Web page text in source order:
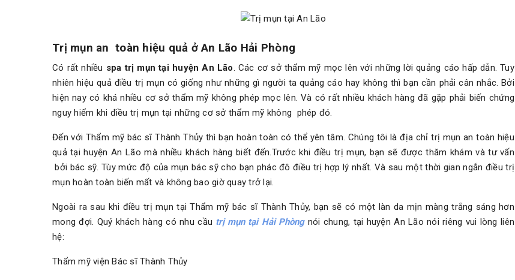
Trị mụn an toàn hiệu quả ở An Lão Hải Phòng
Có rất nhiều spa trị mụn tại huyện An Lão. Các cơ sở thẩm mỹ mọc lên với những lời quảng cáo hấp dẫn. Tuy
nhiên hiệu quả điều trị mụn có giống như những gì người ta quảng cáo hay không thì bạn cần phải cân nhắc. Bởi
hiện nay có khá nhiều cơ sở thẩm mỹ không phép mọc lên. Và có rất nhiều khách hàng đã gặp phải biến chứng
nguy hiểm khi điều trị mụn tại những cơ sở thẩm mỹ không phép đó.
Đến với Thẩm mỹ bác sĩ Thành Thủy thì bạn hoàn toàn có thể yên tâm. Chúng tôi là địa chỉ trị mụn an toàn hiệu
quả tại huyện An Lão mà nhiều khách hàng biết đến.Trước khi điều trị mụn, bạn sẽ được thăm khám và tư vấn
bởi bác sỹ. Tùy mức độ của mụn bác sỹ cho bạn phác đô điều trị hợp lý nhất. Và sau một thời gian ngắn điều trị
mụn hoàn toàn biến mất và không bao giờ quay trở lại.
Ngoài ra sau khi điều trị mụn tại Thẩm mỹ bác sĩ Thành Thủy, bạn sẽ có một làn da mịn màng trắng sáng hơn
mong đợi. Quý khách hàng có nhu cầu trị mụn tại Hải Phòngnói chung, tại huyện An Lão nói riêng vui lòng liên
hệ:
Thẩm mỹ viện Bác sĩ Thành Thủy